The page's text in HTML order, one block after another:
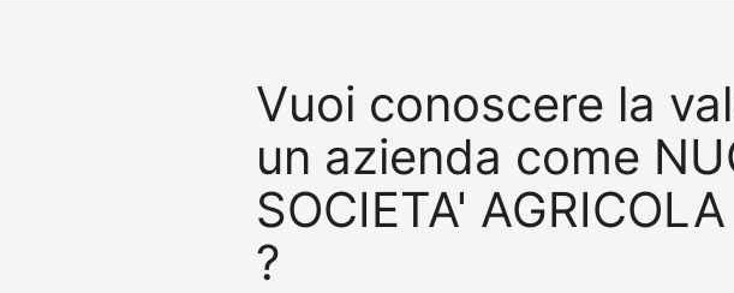
Vuoi conoscere la
un azienda come
SOCIETA'
?